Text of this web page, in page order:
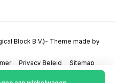
Privacy Beleid Sitemap
Block B.V.)- Theme made by